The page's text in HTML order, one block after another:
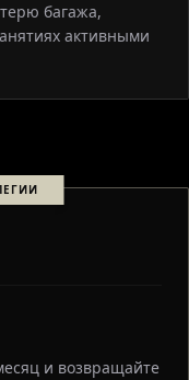
багажа,
активными
и возвращайте